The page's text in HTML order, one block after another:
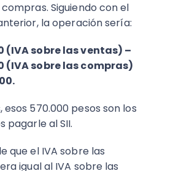
Siguiendo con el
la operación sería:
(IVA sobre las ventas) –
(IVA sobre las compras)
esos 570.000 pesos son los
pagarle al SII.
que el IVA sobre las
igual al IVA sobre las